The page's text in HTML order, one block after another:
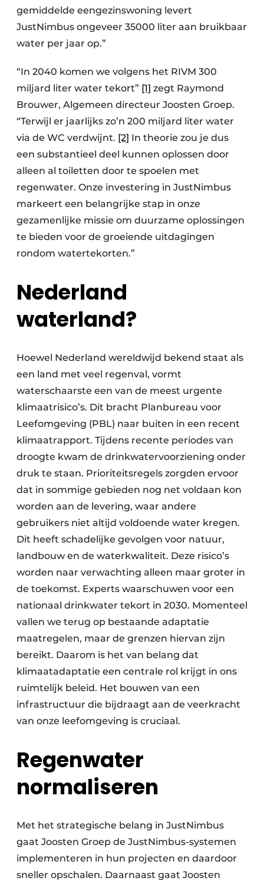
gemiddelde eengezinswoning levert
JustNimbus ongeveer 35000 liter aan bruikbaar
water per jaar op.”
“In 2040 komen we volgens het RIVM 300
miljard liter water tekort” [1] zegt Raymond
Brouwer, Algemeen directeur Joosten Groep.
“Terwijl er jaarlijks zo’n 200 miljard liter water
via de WC verdwijnt. [2] In theorie zou je dus
een substantieel deel kunnen oplossen door
alleen al toiletten door te spoelen met
regenwater. Onze investering in JustNimbus
markeert een belangrijke stap in onze
gezamenlijke missie om duurzame oplossingen
te bieden voor de groeiende uitdagingen
rondom watertekorten.”
Nederland
waterland?
Hoewel Nederland wereldwijd bekend staat als
een land met veel regenval, vormt
waterschaarste een van de meest urgente
klimaatrisico’s. Dit bracht Planbureau voor
Leefomgeving (PBL) naar buiten in een recent
klimaatrapport. Tijdens recente periodes van
droogte kwam de drinkwatervoorziening onder
druk te staan. Prioriteitsregels zorgden ervoor
dat in sommige gebieden nog net voldaan kon
worden aan de levering, waar andere
gebruikers niet altijd voldoende water kregen.
Dit heeft schadelijke gevolgen voor natuur,
landbouw en de waterkwaliteit. Deze risico’s
worden naar verwachting alleen maar groter in
de toekomst. Experts waarschuwen voor een
nationaal drinkwater tekort in 2030. Momenteel
vallen we terug op bestaande adaptatie
maatregelen, maar de grenzen hiervan zijn
bereikt. Daarom is het van belang dat
klimaatadaptatie een centrale rol krijgt in ons
ruimtelijk beleid. Het bouwen van een
infrastructuur die bijdraagt aan de veerkracht
van onze leefomgeving is cruciaal.
Regenwater
normaliseren
Met het strategische belang in JustNimbus
gaat Joosten Groep de JustNimbus-systemen
implementeren in hun projecten en daardoor
sneller opschalen. Daarnaast gaat Joosten